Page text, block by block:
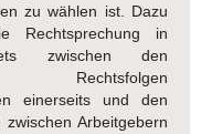
zu wählen ist. Dazu
in
zwischen den
Rechtsfolgen
einerseits und den
zwischen Arbeitgebern